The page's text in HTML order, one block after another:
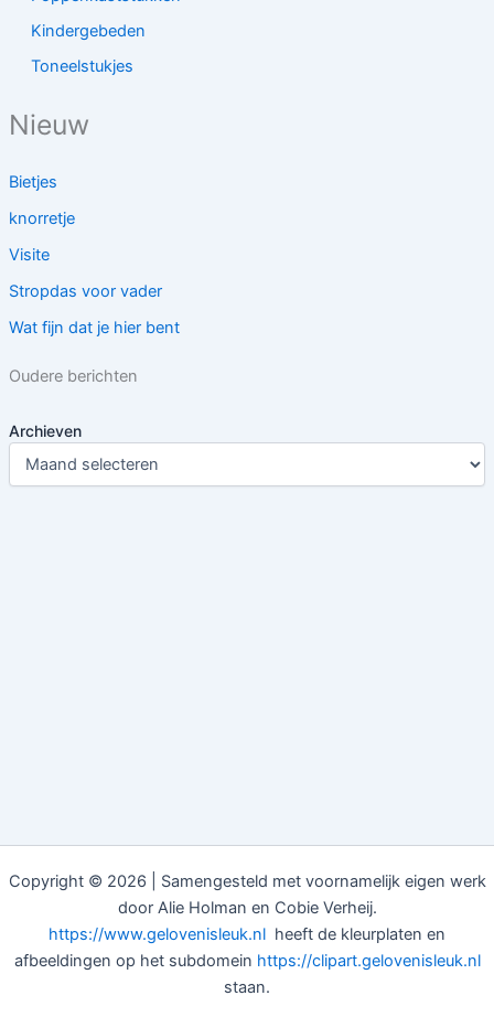
Kindergebeden
Toneelstukjes
Nieuw
Bietjes
knorretje
Visite
Stropdas voor vader
Wat fijn dat je hier bent
Oudere berichten
Archieven
Copyright © 2026 | Samengesteld met voornamelijk eigen werk
door Alie Holman en Cobie Verheij.
https://www.gelovenisleuk.nl heeft de kleurplaten en
afbeeldingen op het subdomein https://clipart.gelovenisleuk.nl
staan.